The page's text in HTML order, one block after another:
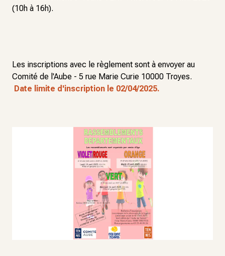
(10h à 16h).
Les inscriptions avec le règlement sont à envoyer au
Comité de l'Aube - 5 rue Marie Curie 10000 Troyes.
Date limite d'inscription le 02/04/2025.